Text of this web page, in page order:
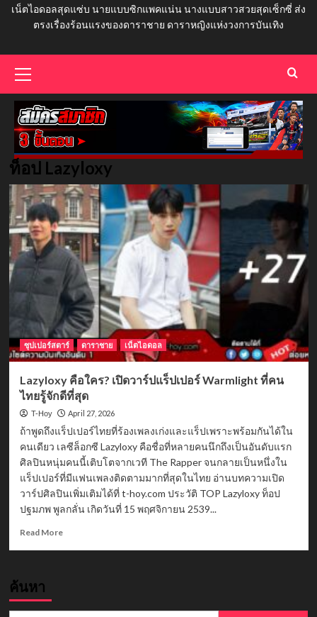
เน็ตไอดอลสุดแซ่บ นายแบบซิกแพคแน่น นางแบบสาวสวยสุดเซ็กซี่ ส่ง
ตรงเรื่องร้อนแรงของดาราชาย ดาราหญิงแห่งวงการบันเทิง
Menu
ท็อป Lazyloxy
ซุปเปอร์สตาร์ ดาราชาย เน็ตไอดอล
Lazyloxy คือใคร? เปิดวาร์ปแร็ปเปอร์ Warmlight ที่คน
ไทยรู้จักดีที่สุด
T-Hoy April 27, 2026
ถ้าพูดถึงแร็ปเปอร์ไทยที่ร้องเพลงเก่งและแร็ปเพราะพร้อมกันได้ใน
คนเดียว เลซีล็อกซี Lazyloxy คือชื่อที่หลายคนนึกถึงเป็นอันดับแรก
ศิลปินหนุ่มคนนี้เติบโตจากเวที The Rapper จนกลายเป็นหนึ่งใน
แร็ปเปอร์ที่มีแฟนเพลงติดตามมากที่สุดในไทย อ่านบทความเปิด
วาร์ปศิลปินเพิ่มเติมได้ที่ t-hoy.com ประวัติ TOP Lazyloxy ท็อป
ปฐมภพ พูลกลั่น เกิดวันที่ 15 พฤศจิกายน 2539...
Read MoreRead
เปิด
ค้นหา